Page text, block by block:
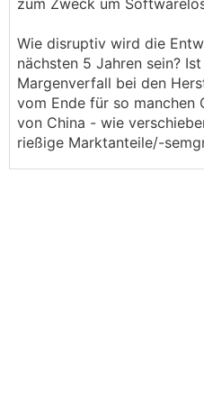
zum Zweck um
Wie disruptiv wird die
nächsten 5 Jahren sein?
Margenverfall bei den
vom Ende für so manchen
von China - wie
rießige Marktanteile/-